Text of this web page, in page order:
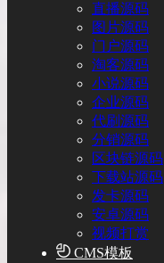
直播源码
图片源码
门户源码
淘客源码
小说源码
企业源码
代刷源码
分销源码
区块链源码
下载站源码
发卡源码
安卓源码
视频打赏
CMS模板